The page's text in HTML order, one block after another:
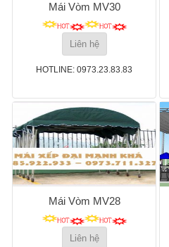
Mái Vòm MV30
Liên hệ
HOTLINE: 0973.23.83.83
Mái Vòm MV28
Liên hệ